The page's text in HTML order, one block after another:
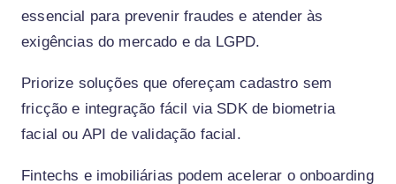
essencial para prevenir fraudes e atender às
exigências do mercado e da LGPD.
Priorize soluções que ofereçam cadastro sem
fricção e integração fácil via SDK de biometria
facial ou API de validação facial.
Fintechs e imobiliárias podem acelerar o onboarding